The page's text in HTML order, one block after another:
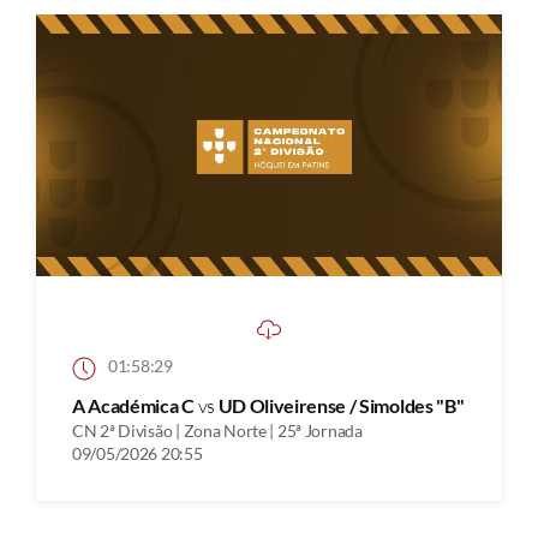
01:58:29
A Académica Cvs UD Oliveirense / Simoldes "B"
CN 2ª Divisão | Zona Norte | 25ª Jornada
09/05/2026 20:55